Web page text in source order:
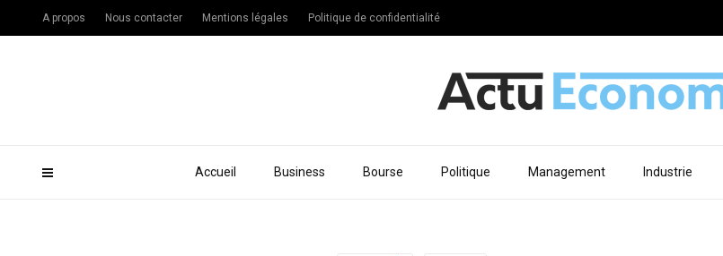
Accueil Business Bourse Politique Management Industrie
A propos Nous contacter Mentions légales Politique de confidentialité